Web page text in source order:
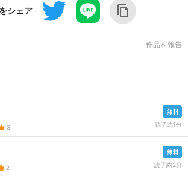
シェア
作品を報告
3 読了約1分
2 読了約2分